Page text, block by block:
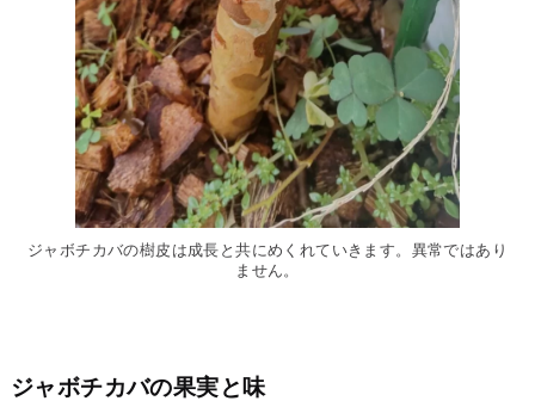
ジャボチカバの樹皮は成長と共にめくれていきます。異常ではあり
ません。
ジャボチカバの果実と味